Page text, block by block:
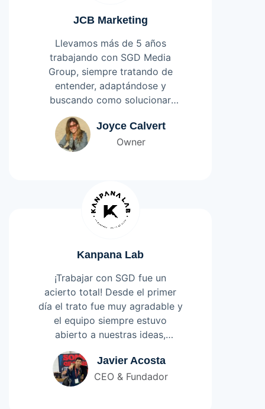
que se genera a diario siendo un
todo funcione como lo espera el
cliente. Empresa 100%
recomendable!!!
JCB Marketing
Llevamos más de 5 años
trabajando con SGD Media
Group, siempre tratando de
entender, adaptándose y
buscando como solucionar
nuestros requerimientos con
excelente disposición y
empatía,. Ayudándonos y
Para JCB Marketing más que un
proveedor se han transformado
en un tremendo partner y
Leer más
Joyce Calvert
Owner
Kanpana Lab
¡Trabajar con SGD fue un
acierto total! Desde el primer
día el trato fue muy agradable y
el equipo siempre estuvo
abierto a nuestras ideas,
logrando un resultado final que
superó las expectativas.
Destaco especialmente la
Leer más
Javier Acosta
CEO & Fundador